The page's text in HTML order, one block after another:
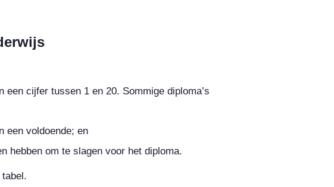
cijfer tussen 1 en 20. Sommige diploma’s
een voldoende; en
hebben om te slagen voor het diploma.